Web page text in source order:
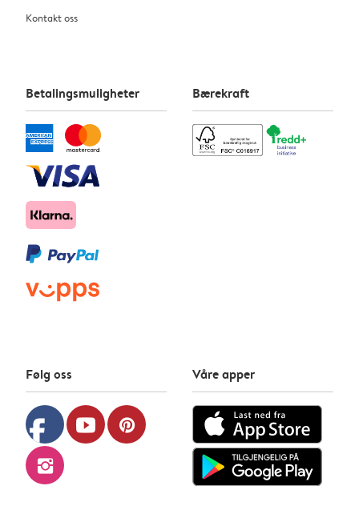
Kontakt oss
Betalingsmuligheter Bærekraft
Følg oss
facebook youtube pinterest
instagram
Våre apper